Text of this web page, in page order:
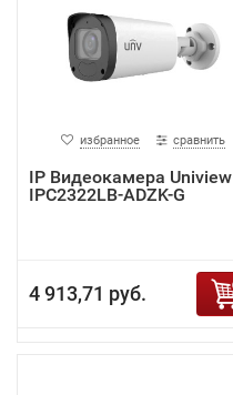
избранное сравнить
IP Видеокамера Uniview
IPC2322LB-ADZK-G
4 913,71 руб.